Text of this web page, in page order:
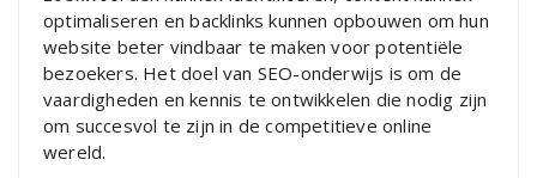
optimaliseren en backlinks kunnen opbouwen om hun
website beter vindbaar te maken voor potentiële
bezoekers. Het doel van SEO-onderwijs is om de
vaardigheden en kennis te ontwikkelen die nodig zijn
om succesvol te zijn in de competitieve online
wereld.